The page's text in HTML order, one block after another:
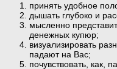
принять удобное
дышать глубоко и
мысленно
денежных купюр;
визуализировать
падают на Вас;
почувствовать, как,